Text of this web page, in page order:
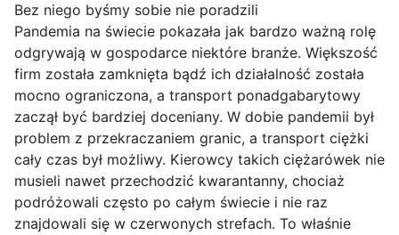
Bez niego byśmy sobie nie poradzili
Pandemia na świecie pokazała jak bardzo ważną rolę
odgrywają w gospodarce niektóre branże. Większość
firm została zamknięta bądź ich działalność została
mocno ograniczona, a transport ponadgabarytowy
zaczął być bardziej doceniany. W dobie pandemii był
problem z przekraczaniem granic, a transport ciężki
cały czas był możliwy. Kierowcy takich ciężarówek nie
musieli nawet przechodzić kwarantanny, chociaż
podróżowali często po całym świecie i nie raz
znajdowali się w czerwonych strefach. To właśnie